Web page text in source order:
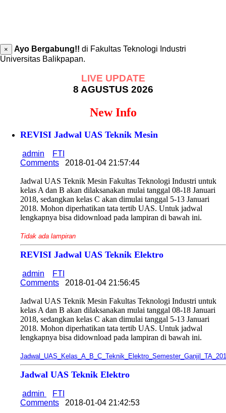
× Ayo Bergabung!! di Fakultas Teknologi Industri
Universitas Balikpapan.
LIVE UPDATE
8 AGUSTUS 2026
New Info
REVISI Jadwal UAS Teknik Mesin
admin
FTI
Comments
2018-01-04 21:57:44
Jadwal UAS Teknik Mesin Fakultas Teknologi Industri untuk
kelas A dan B akan dilaksanakan mulai tanggal 08-18 Januari
2018, sedangkan kelas C akan dimulai tanggal 5-13 Januari
2018. Mohon diperhatikan tata tertib UAS. Untuk jadwal
lengkapnya bisa didownload pada lampiran di bawah ini.
Tidak ada lampiran
REVISI Jadwal UAS Teknik Elektro
admin
FTI
Comments
2018-01-04 21:56:45
Jadwal UAS Teknik Mesin Fakultas Teknologi Industri untuk
kelas A dan B akan dilaksanakan mulai tanggal 08-18 Januari
2018, sedangkan kelas C akan dimulai tanggal 5-13 Januari
2018. Mohon diperhatikan tata tertib UAS. Untuk jadwal
lengkapnya bisa didownload pada lampiran di bawah ini.
Jadwal UAS Teknik Elektro
admin
FTI
Comments
2018-01-04 21:42:53